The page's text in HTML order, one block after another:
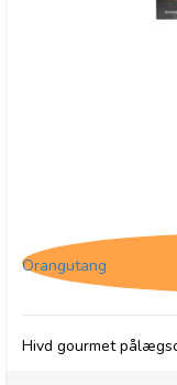
Orangutang
Hivd gourmet